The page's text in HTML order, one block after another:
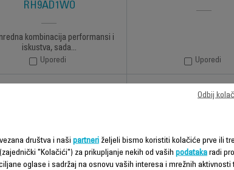
RH9AD1WO
kombinacija performansi i
iskustva, sada...
Uporedi
Uporedi
društva i naši partneri željeli bismo koristiti kolačiće prve ili
"Kolačići") za prikupljanje nekih od vaših podataka radi
oglase i sadržaj na osnovu vaših interesa i mrežnih aktivnosti
Odbij